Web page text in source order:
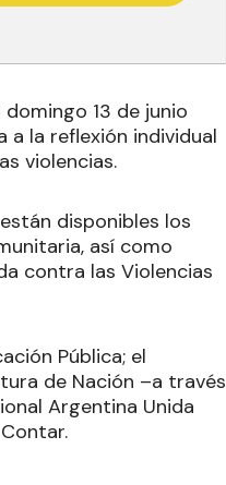
13 de junio
a la reflexión individual
violencias.
disponibles los
así como
contra las Violencias
Pública; el
de Nación –a través
Argentina Unida